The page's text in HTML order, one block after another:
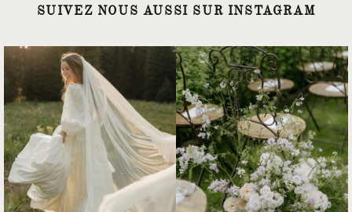
SUIVEZ NOUS AUSSI SUR INSTAGRAM